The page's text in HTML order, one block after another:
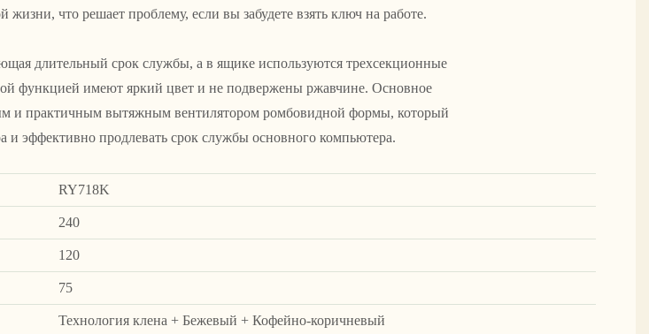
что решает проблему, если вы забудете взять ключ на работе.
длительный срок службы, а в ящике используются трехсекционные
функцией имеют яркий цвет и не подвержены ржавчине. Основное
и практичным вытяжным вентилятором ромбовидной формы, который
и эффективно продлевать срок службы основного компьютера.
RY718K
240
120
75
Технология клена + Бежевый + Кофейно-коричневый